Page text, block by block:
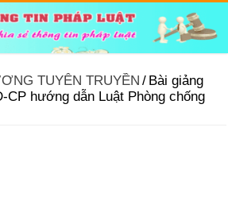
TUYÊN TRUYỀN / Bài giảng
CP hướng dẫn Luật Phòng chống